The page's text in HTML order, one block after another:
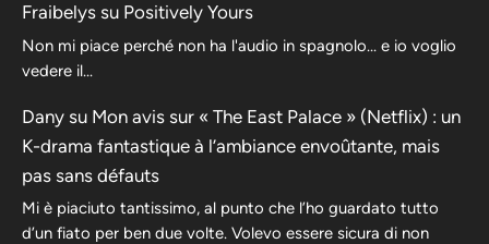
Fraibelys su Positively Yours
Non mi piace perché non ha l'audio in spagnolo... e io voglio
vedere il...
Dany su Mon avis sur « The East Palace » (Netflix) : un
K-drama fantastique à l’ambiance envoûtante, mais
pas sans défauts
Mi è piaciuto tantissimo, al punto che l’ho guardato tutto
d’un fiato per ben due volte. Volevo essere sicura di non